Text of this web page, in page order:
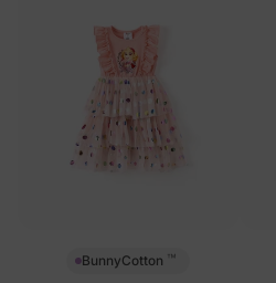
BunnyCotton ™